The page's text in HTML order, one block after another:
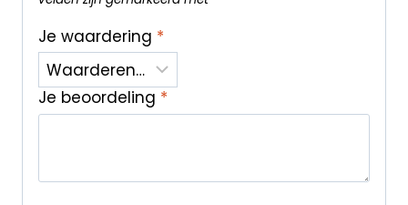
Je waardering *
Je beoordeling *